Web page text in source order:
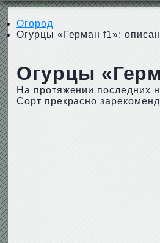
Огород
Огурцы «Герман f1»:
Огурцы
На протяжении последних
Сорт прекрасно